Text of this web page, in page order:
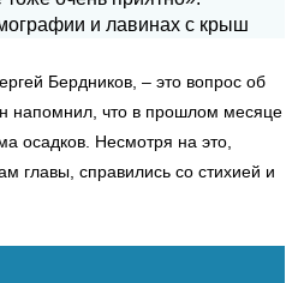
Бердников, – это вопрос об
напомнил, что в прошлом месяце
осадков. Несмотря на это,
главы, справились со стихией и